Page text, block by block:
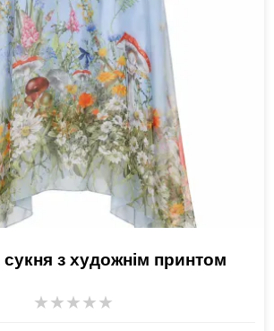
з художнім принтом
★★★★★